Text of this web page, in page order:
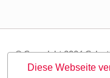
© Copyright 2026
reserved.
Diese Webseite